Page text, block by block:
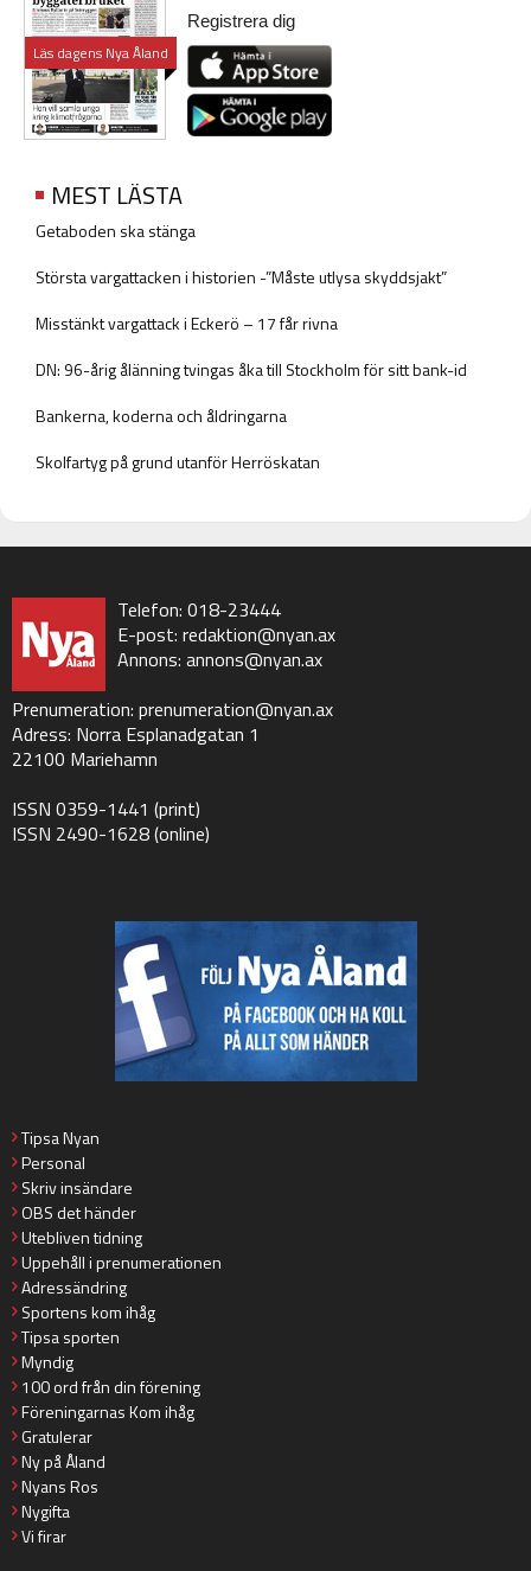
Läs dagens Nya Åland
Registrera dig
MEST LÄSTA
Getaboden ska stänga
Största vargattacken i historien -”Måste utlysa skyddsjakt”
Misstänkt vargattack i Eckerö – 17 får rivna
DN: 96-årig ålänning tvingas åka till Stockholm för sitt bank-id
Bankerna, koderna och åldringarna
Skolfartyg på grund utanför Herröskatan
Telefon: 018-23444
E-post: redaktion@nyan.ax
Annons: annons@nyan.ax
Prenumeration: prenumeration@nyan.ax
Adress: Norra Esplanadgatan 1
22100 Mariehamn
ISSN 0359-1441 (print)
ISSN 2490-1628 (online)
Tipsa Nyan
Personal
Skriv insändare
OBS det händer
Utebliven tidning
Uppehåll i prenumerationen
Adressändring
Sportens kom ihåg
Tipsa sporten
Myndig
100 ord från din förening
Föreningarnas Kom ihåg
Gratulerar
Ny på Åland
Nyans Ros
Nygifta
Vi firar